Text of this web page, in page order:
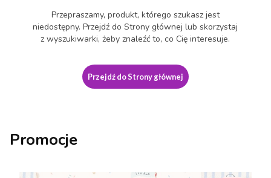
Przepraszamy, produkt, którego szukasz jest
niedostępny. Przejdź do Strony głównej lub skorzystaj
z wyszukiwarki, żeby znaleźć to, co Cię interesuje.
Przejdź do Strony głównej
Promocje